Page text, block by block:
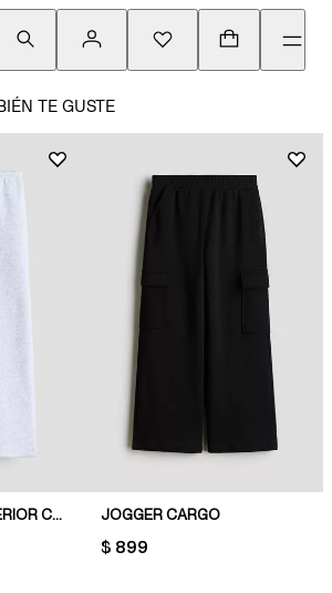
TE GUSTE
JOGGING CON INTERIOR CEPILLADO JOGGER CARGO
PRICE:
$ 899